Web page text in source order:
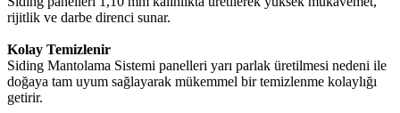
rijitlik ve darbe direnci sunar.
Kolay Temizlenir
Siding Mantolama Sistemi panelleri yarı parlak üretilmesi nedeni ile
doğaya tam uyum sağlayarak mükemmel bir temizlenme kolaylığı
getirir.